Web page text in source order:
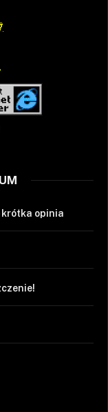
krótka opinia